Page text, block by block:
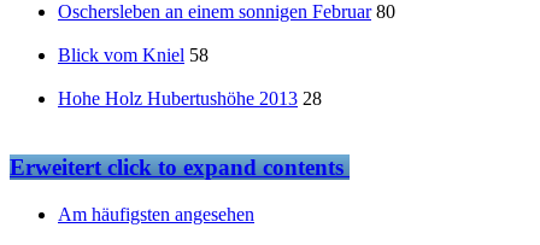
Oschersleben an einem sonnigen Februar 80
Blick vom Kniel 58
Hohe Holz Hubertushöhe 2013 28
Erweitertclick to expand contents
Am häufigsten angesehen